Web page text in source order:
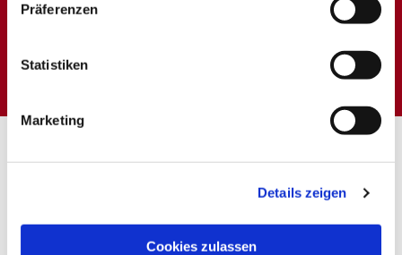
Präferenzen
Statistiken
Marketing
Details zeigen
Cookies zulassen